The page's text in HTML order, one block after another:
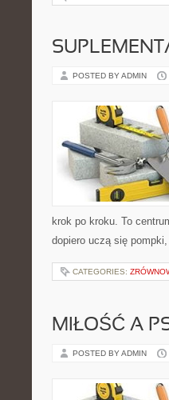
POSTED BY ADMIN
krok po kroku. To
dopiero uczą się
CATEGORIES:
MIŁOŚĆ A
POSTED BY ADMIN